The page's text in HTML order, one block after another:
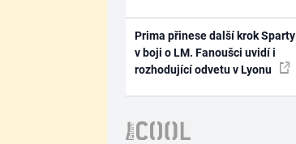
Prima přinese další krok Sparty
v boji o LM. Fanoušci uvidí i
rozhodující odvetu v Lyonu